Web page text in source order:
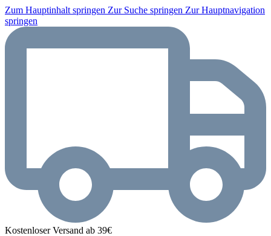
Zum Hauptinhalt springen Zur Suche springen Zur Hauptnavigation
springen
Kostenloser Versand ab 39€